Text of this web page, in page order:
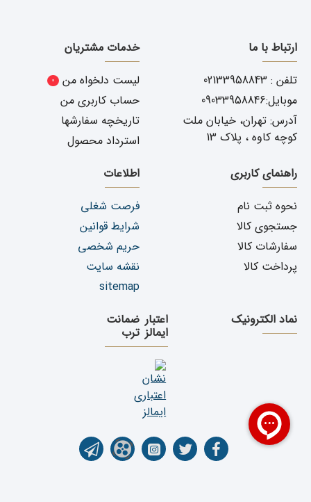
ارتباط با ما
تلفن : 02133958843
موبایل:09033958846
آدرس: تهران، خیابان ملت
کوچه کاوه ، پلاک 13
خدمات مشتریان
لیست دلخواه من
0
حساب کاربری من
تاریخچه سفارشها
استرداد محصول
راهنمای کاربری
نحوه ثبت نام
جستجوی کالا
سفارشات کالا
پرداخت کالا
اطلاعات
فرصت شغلی
شرایط قوانین
حریم شخصی
نقشه سایت
sitemap
نماد الکترونیک
اعتبار
ایمالز
ضمانت
ترب